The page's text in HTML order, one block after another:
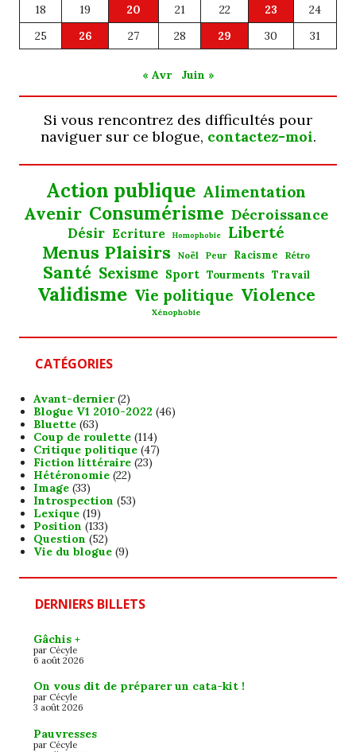
18
19 20 21 22 23
24
25
26 27 28 29 30 31
« Avr Juin »
Si vous rencontrez des difficultés pour
naviguer sur ce blogue, contactez-moi.
Action publique Alimentation
Avenir Consumérisme Décroissance
Désir Ecriture Homophobie Liberté
Menus Plaisirs Noël Peur Racisme Rétro
Santé Sexisme Sport Tourments Travail
Validisme Vie politique Violence
Xénophobie
CATÉGORIES
Avant-dernier(2)
Blogue V1 2010-2022 (46)
Bluette(63)
Coup de roulette(114)
Critique politique(47)
Fiction littéraire(23)
Hétéronomie(22)
Image(33)
Introspection (53)
Lexique(19)
Position (133)
Question (52)
Vie du blogue(9)
DERNIERS BILLETS
Gâchis +
par Cécyle
6 août 2026
On vous dit de préparer un cata-kit !
par Cécyle
3 août 2026
Pauvresses
par Cécyle